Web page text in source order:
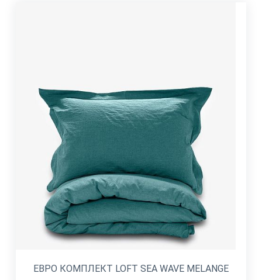
ЕВРО КОМПЛЕКТ LOFT SEA WAVE MELANGE